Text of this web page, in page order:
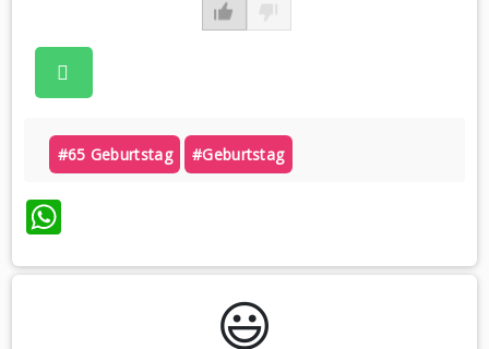
#65 Geburtstag #geburtstag
WhatsApp
😃️